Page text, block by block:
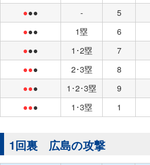
●●● - 5
●●● 1塁 6
●●● 1･2塁 7
●●● 2･3塁 8
●●● 1･2･3塁 9
●●● 1･3塁 1
1回裏 広島の攻撃